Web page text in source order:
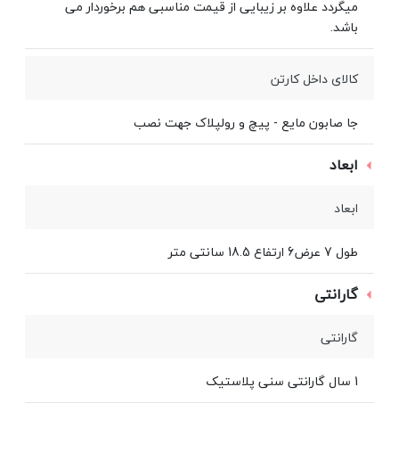
میگردد علاوه بر زیبایی از قیمت مناسبی هم برخوردار می
باشد.
کالای داخل کارتن
جا صابون مایع - پیچ و رولپلاک جهت نصب
ابعاد
ابعاد
طول 7 عرض6 ارتفاع 18.5 سانتی متر
گارانتی
گارانتی
1 سال گارانتی سنی پلاستیک